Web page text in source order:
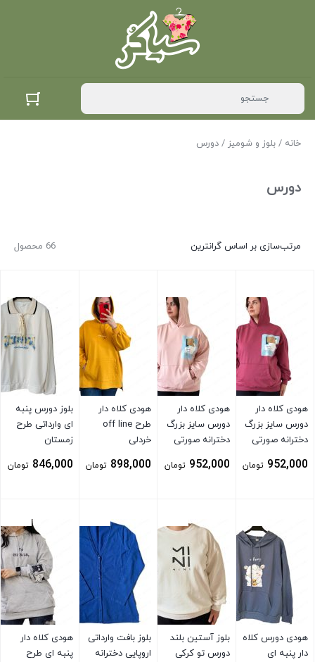
خانه / بلوز و شومیز / دورس
دورس
66 محصول مرتب‌سازی بر اساس گرانترین
هودی کلاه دار
دورس سایز بزرگ
دخترانه صورتی
952,000 تومان
هودی کلاه دار
دورس سایز بزرگ
دخترانه صورتی
952,000 تومان
هودی کلاه دار
طرح off line
خردلی
898,000 تومان
بلوز دورس پنبه
ای وارداتی طرح
زمستان
846,000 تومان
هودی دورس کلاه
دار پنبه ای
بلوز آستین بلند
دورس تو کرکی
بلوز بافت وارداتی
اروپایی دخترانه
هودی کلاه دار
پنبه ای طرح